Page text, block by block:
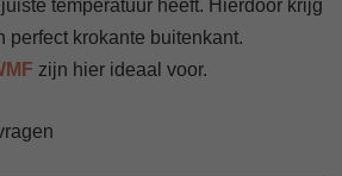
temperatuur heeft. Hierdoor krijg
perfect krokante buitenkant.
zijn hier ideaal voor.